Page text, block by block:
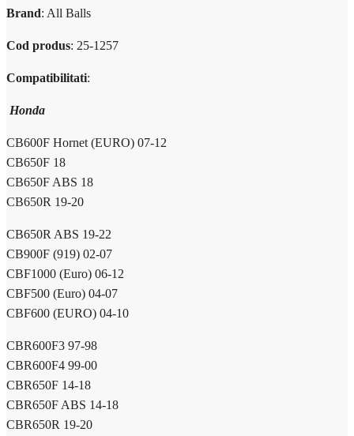
Brand: All Balls
Cod produs: 25-1257
Compatibilitati:
Honda
CB600F Hornet (EURO) 07-12
CB650F 18
CB650F ABS 18
CB650R 19-20
CB650R ABS 19-22
CB900F (919) 02-07
CBF1000 (Euro) 06-12
CBF500 (Euro) 04-07
CBF600 (EURO) 04-10
CBR600F3 97-98
CBR600F4 99-00
CBR650F 14-18
CBR650F ABS 14-18
CBR650R 19-20